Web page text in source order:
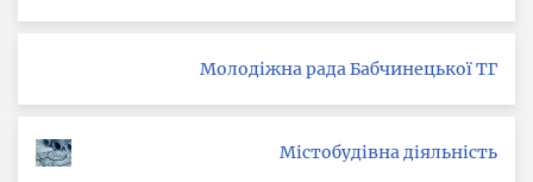
Молодіжна рада Бабчинецької ТГ
Містобудівна діяльність